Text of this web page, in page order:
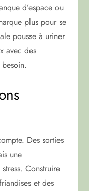
d’espace ou
plus pour se
pousse à uriner
avec des
Des sorties
une
Construire
et des